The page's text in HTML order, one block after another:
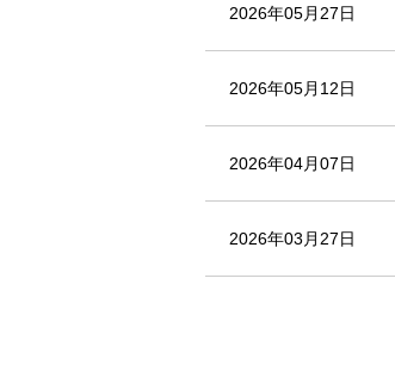
2026年05月27日
2026年05月12日
2026年04月07日
2026年03月27日